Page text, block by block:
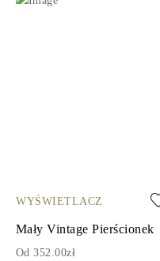
WYŚWIETLACZ
Mały Vintage Pierścionek
Od 352.00zł